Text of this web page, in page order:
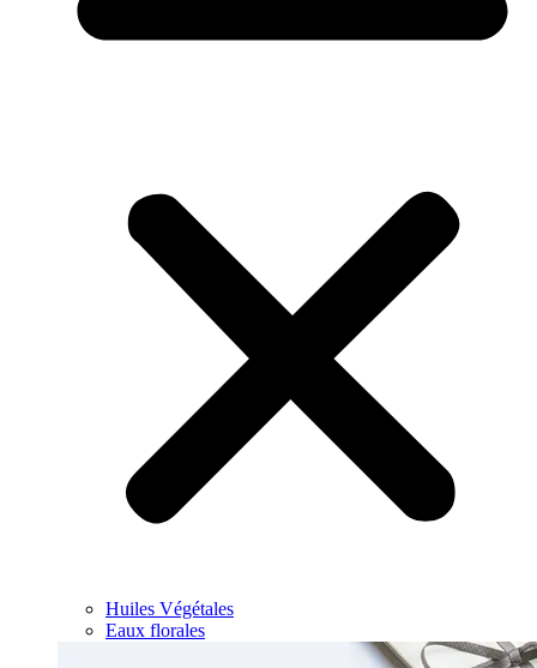
Huiles Végétales
Eaux florales